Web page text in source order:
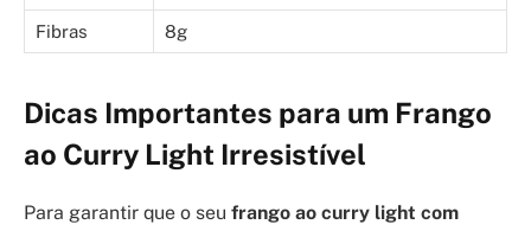
Fibras 8g
Dicas Importantes para um Frango
ao Curry Light Irresistível
Para garantir que o seu frango ao curry light com